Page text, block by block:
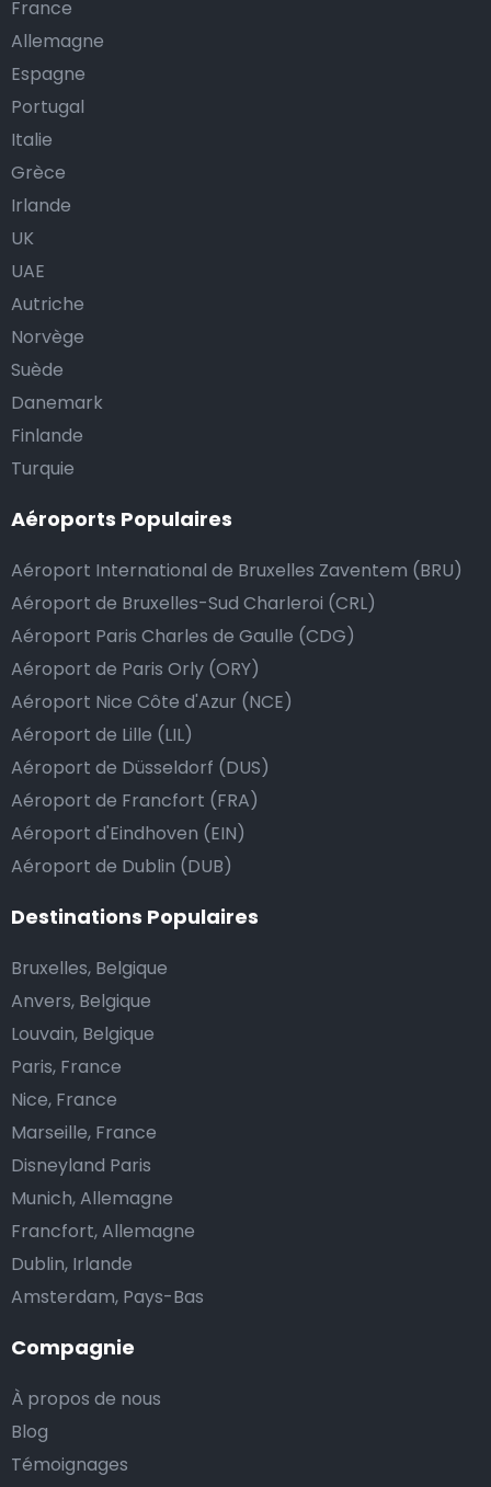
Compagnie
À propos de nous
Blog
Témoignages
France
Allemagne
Espagne
Portugal
Italie
Grèce
Irlande
UK
UAE
Autriche
Norvège
Suède
Danemark
Finlande
Turquie
Aéroports Populaires
Aéroport International de Bruxelles Zaventem (BRU)
Aéroport de Bruxelles-Sud Charleroi (CRL)
Aéroport Paris Charles de Gaulle (CDG)
Aéroport de Paris Orly (ORY)
Aéroport Nice Côte d'Azur (NCE)
Aéroport de Lille (LIL)
Aéroport de Düsseldorf (DUS)
Aéroport de Francfort (FRA)
Aéroport d'Eindhoven (EIN)
Aéroport de Dublin (DUB)
Destinations Populaires
Bruxelles, Belgique
Anvers, Belgique
Louvain, Belgique
Paris, France
Nice, France
Marseille, France
Disneyland Paris
Munich, Allemagne
Francfort, Allemagne
Dublin, Irlande
Amsterdam, Pays-Bas